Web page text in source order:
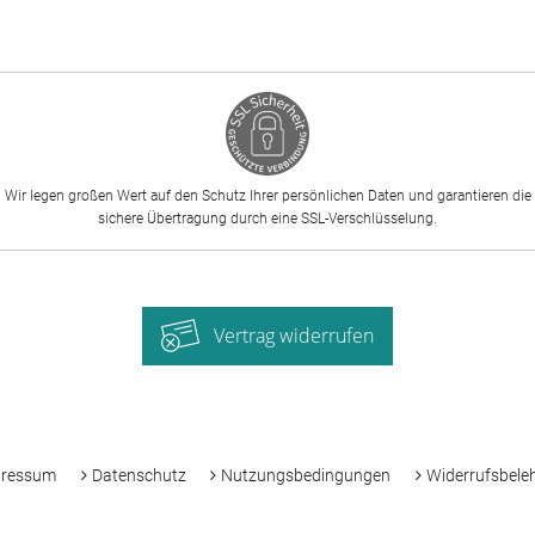
Wir legen großen Wert auf den Schutz Ihrer persönlichen Daten und garantieren die
sichere Übertragung durch eine SSL-Verschlüsselung.
Vertrag widerrufen
Datenschutz Nutzungsbedingungen